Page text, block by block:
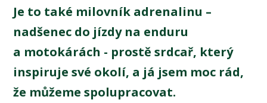
Je to také milovník adrenalinu –
nadšenec do jízdy na enduru
a motokárách - prostě srdcař, který
inspiruje své okolí, a já jsem moc rád,
že můžeme spolupracovat.